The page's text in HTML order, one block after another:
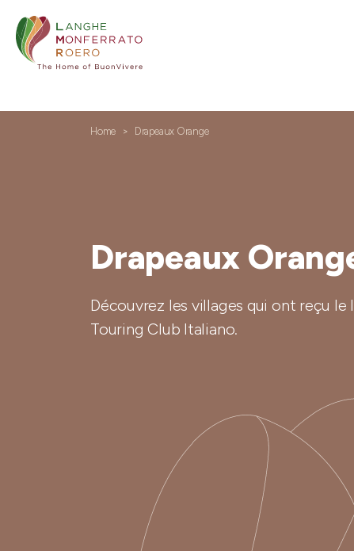
Home Drapeaux Orange
Drapeaux
Découvrez les villages qui ont reçu
Touring Club Italiano.